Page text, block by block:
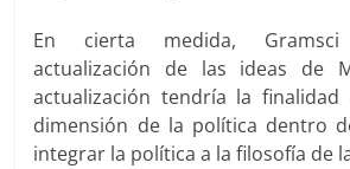
En cierta medida,
actualización de las ideas de
actualización tendría la
dimensión de la política dentro
integrar la política a la filosofía de